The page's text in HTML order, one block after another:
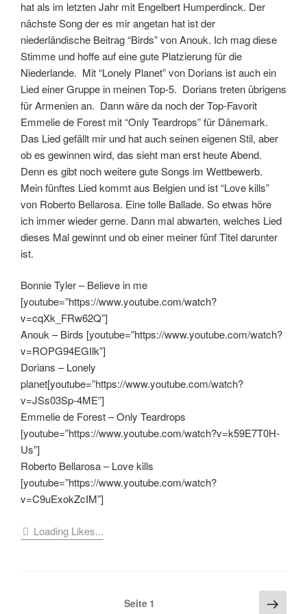
hat als im letzten Jahr mit Engelbert Humperdinck. Der
nächste Song der es mir angetan hat ist der
niederländische Beitrag “Birds” von Anouk. Ich mag diese
Stimme und hoffe auf eine gute Platzierung für die
Niederlande. Mit “Lonely Planet” von Dorians ist auch ein
Lied einer Gruppe in meinen Top-5. Dorians treten übrigens
für Armenien an. Dann wäre da noch der Top-Favorit
Emmelie de Forest mit “Only Teardrops” für Dänemark.
Das Lied gefällt mir und hat auch seinen eigenen Stil, aber
ob es gewinnen wird, das sieht man erst heute Abend.
Denn es gibt noch weitere gute Songs im Wettbewerb.
Mein fünftes Lied kommt aus Belgien und ist “Love kills”
von Roberto Bellarosa. Eine tolle Ballade. So etwas höre
ich immer wieder gerne. Dann mal abwarten, welches Lied
dieses Mal gewinnt und ob einer meiner fünf Titel darunter
ist.
Bonnie Tyler – Believe in me
[youtube=”https://www.youtube.com/watch?
v=cqXk_FRw62Q”]
Anouk – Birds [youtube=”https://www.youtube.com/watch?
v=ROPG94EGIlk”]
Dorians – Lonely
planet[youtube=”https://www.youtube.com/watch?
v=JSs03Sp-4ME”]
Emmelie de Forest – Only Teardrops
[youtube=”https://www.youtube.com/watch?v=k59E7T0H-
Us”]
Roberto Bellarosa – Love kills
[youtube=”https://www.youtube.com/watch?
v=C9uExokZcIM”]
Loading Likes...
Seitennummerierung
Seite 1